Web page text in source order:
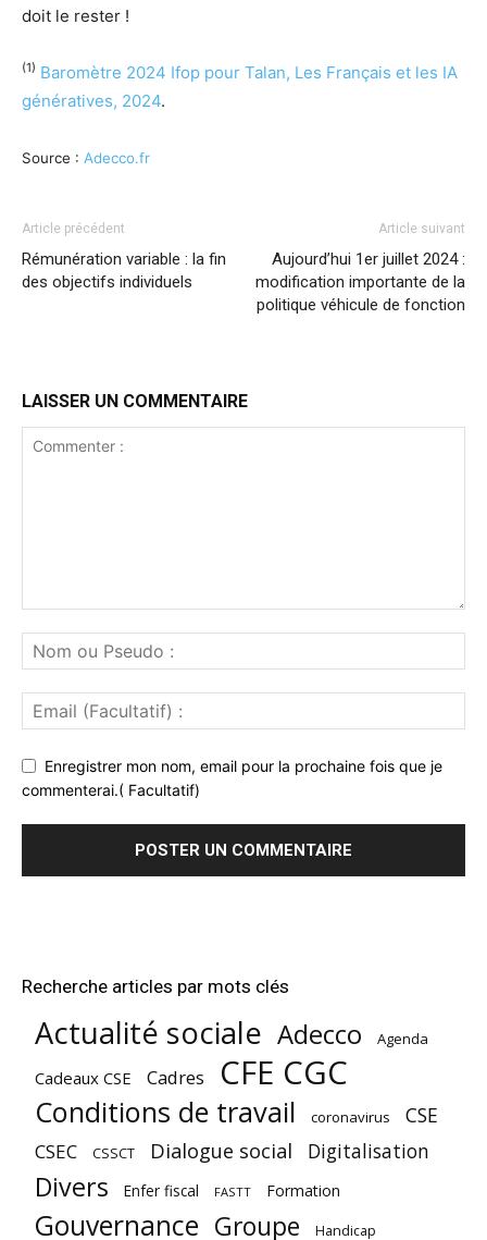
doit le rester !
(1) Baromètre 2024 Ifop pour Talan, Les Français et les IA
génératives, 2024.
Source : Adecco.fr
Article précédent
Rémunération variable : la fin
des objectifs individuels
Article suivant
Aujourd’hui 1er juillet 2024 :
modification importante de la
politique véhicule de fonction
LAISSER UN COMMENTAIRE
Enregistrer mon nom, email pour la prochaine fois que je
commenterai.( Facultatif)
Recherche articles par mots clés
Actualité sociale Adecco Agenda
Cadeaux CSE Cadres CFE CGC
Conditions de travail coronavirus CSE
CSEC CSSCT Dialogue social Digitalisation
Divers Enfer fiscal FASTT Formation
Gouvernance Groupe Handicap